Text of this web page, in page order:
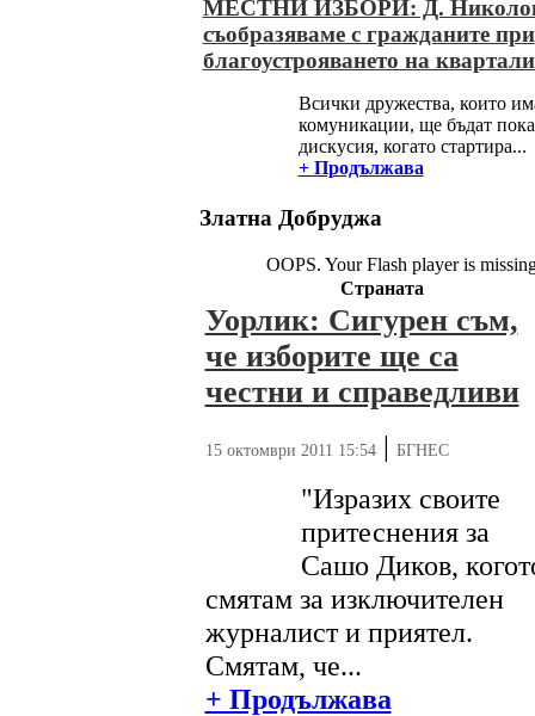
МЕСТНИ ИЗБОРИ: Д.
съобразяваме с гражданите при
благоустрояването на
Всички дружества, които
комуникации, ще бъдат
дискусия, когато стартира...
+ Продължава
Златна Добруджа
OOPS. Your Flash player is
Страната
Уорлик: Сигурен съм,
че изборите ще са
честни и справедливи
15 октомври 2011 15:54| БГНЕС
"Изразих своите
притеснения за
Сашо Диков,
смятам за изключителен
журналист и приятел.
Смятам, че...
+ Продължава